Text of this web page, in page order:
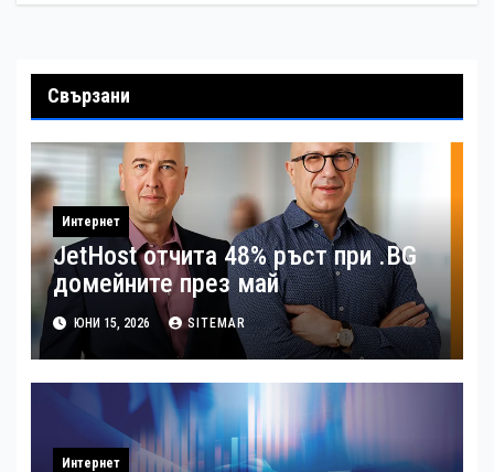
Свързани
Интернет
JetHost отчита 48% ръст при .BG
домейните през май
ЮНИ 15, 2026 SITEMAR
Интернет